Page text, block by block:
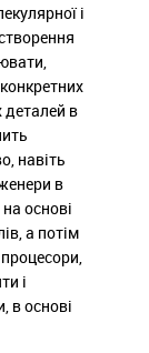
і
деталей в
навіть
в
основі
а потім
і
в основі